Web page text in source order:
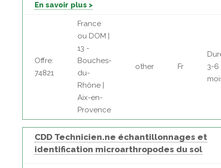
En savoir plus >
Offre:
74821
France
ou DOM |
13 -
Bouches-
du-
Rhône |
Aix-en-
Provence
other Fr
3-6
CDD Technicien.ne échantillonnages et
identification microarthropodes du sol